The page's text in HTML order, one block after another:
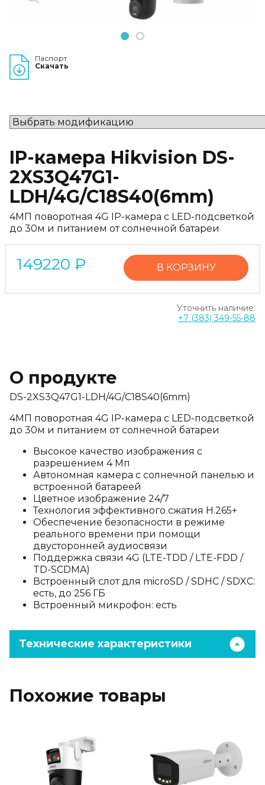
1 2
Паспорт
Скачать
IP-камера Hikvision DS-
2XS3Q47G1-
LDH/4G/C18S40(6mm)
4МП поворотная 4G IP-камера с LED-подсветкой
до 30м и питанием от солнечной батареи
149220 ₽ В КОРЗИНУ
Уточнить наличие:
+7 (383) 349-55-88
О продукте
DS-2XS3Q47G1-LDH/4G/C18S40(6mm)
4МП поворотная 4G IP-камера с LED-подсветкой
до 30м и питанием от солнечной батареи
Высокое качество изображения с
разрешением 4 Мп
Автономная камера с солнечной панелью и
встроенной батареей
Цветное изображение 24/7
Технология эффективного сжатия H.265+
Обеспечение безопасности в режиме
реального времени при помощи
двусторонней аудиосвязи
Поддержка связи 4G (LTE-TDD / LTE-FDD /
TD-SCDMA)
Встроенный слот для microSD / SDHC / SDXC:
есть, до 256 ГБ
Встроенный микрофон: есть
Технические характеристики
Похожие товары